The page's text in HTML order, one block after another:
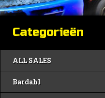
Categorieën
ALL SALES
Bardahl